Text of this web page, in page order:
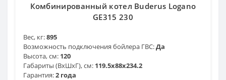
Комбинированный котел Buderus Logano
GE315 230
Вес, кг:895
Возможность подключения бойлера ГВС:Да
Высота, см: 120
Габариты (ВхШхГ), см: 119.5x88x234.2
Гарантия:2 года